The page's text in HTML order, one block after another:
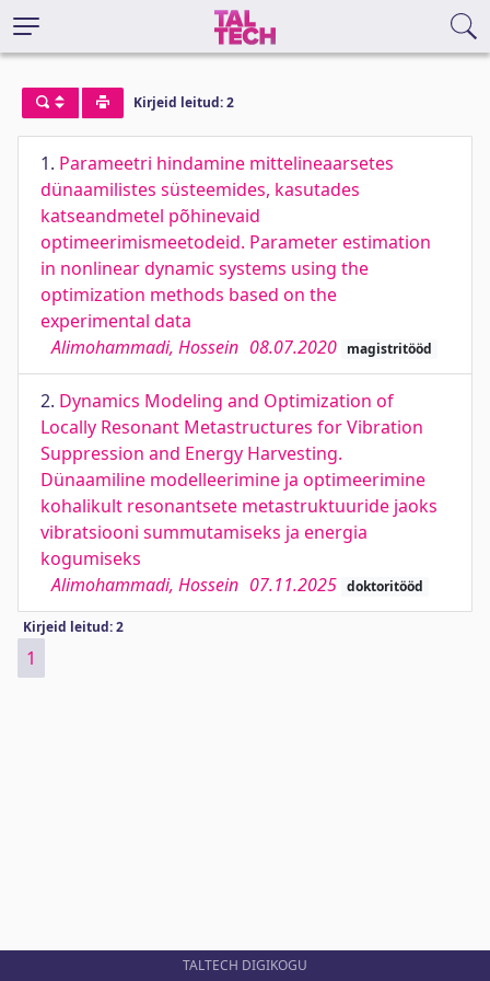
Kirjeid leitud: 2
1. Parameetri hindamine mittelineaarsetes
dünaamilistes süsteemides, kasutades
katseandmetel põhinevaid
optimeerimismeetodeid. Parameter estimation
in nonlinear dynamic systems using the
optimization methods based on the
experimental data
Alimohammadi, Hossein 08.07.2020 magistritööd
2. Dynamics Modeling and Optimization of
Locally Resonant Metastructures for Vibration
Suppression and Energy Harvesting.
Dünaamiline modelleerimine ja optimeerimine
kohalikult resonantsete metastruktuuride jaoks
vibratsiooni summutamiseks ja energia
kogumiseks
Alimohammadi, Hossein 07.11.2025 doktoritööd
Kirjeid leitud: 2
1
TALTECH DIGIKOGU